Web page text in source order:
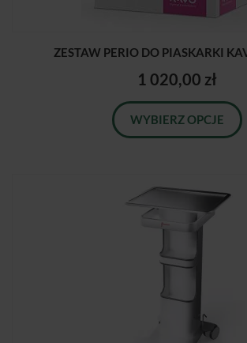
ZESTAW PERIO DO PIASKARKI
1 020,00 zł
WYBIERZ OPCJE